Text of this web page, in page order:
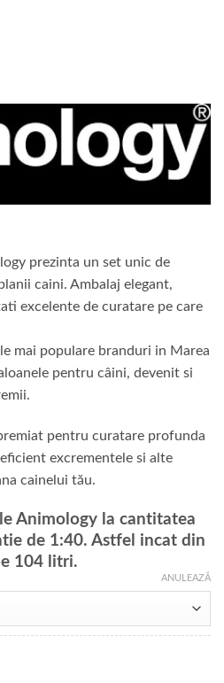
prezinta un set unic de
caini. Ambalaj elegant,
excelente de curatare pe care
mai populare branduri in Marea
pentru câini, devenit si
pentru curatare profunda
excrementele si alte
cainelui tău.
Animology la cantitatea
de 1:40. Astfel incat din
104 litri.
ANULEAZĂ